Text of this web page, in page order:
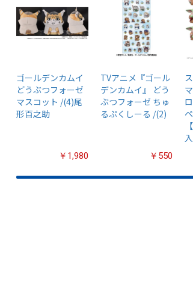
ゴールデンカムイ
どうぶつフォーゼ
マスコット /(4)尾
形百之助
￥1,980
TVアニメ『ゴール
デンカムイ』 どう
ぶつフォーゼ ちゅ
るぷくしーる /(2)
￥550